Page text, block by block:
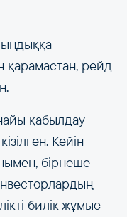
қарамастан, рейд
қабылдау
Кейін
бірнеше
билік жұмыс